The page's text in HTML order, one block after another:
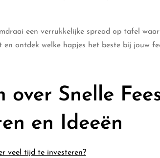
een verrukkelijke spread op tafel
ontdek welke hapjes het beste bij jouw
over Snelle
en Ideeën
veel tijd te investeren?